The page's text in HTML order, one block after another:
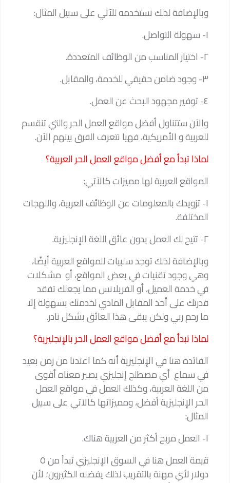
وبالإضافة لذلك نستخدمه للآتي على سبيل المثال:
١- سهولة التواصل.
٢- اختيار المناسب من الوظائف المتعددة.
٣- وجود ضامن حقيقي للخدمة، والمقابل.
٤- توفير مجهود البحث عن العمل.
والآن ستتناول أفضل مواقع العمل الحر والتي تنقسم
للعربية و الأمريكية، فهيا نتعرف الفرق بينهم الآن.
لماذا تبدأ مع أفضل مواقع العمل الحر العربية؟
المواقع العربية لها مميزات كالآتي:
١- تزويدك بالمعلومات عن الوظائف العربية، واللهجات
المختلفة.
٢- تتيح لك العمل بدون عائق اللغة الإنجليزية.
وبالإضافة لذلك توجد سلبيات للمواقع العربية أيضًا،
وهي وجود تقنيات في بعض المواقع، أو مشكلات
في خدمة العميل، أو الفريلانس مما يجعلك تفقد
قدرتك على أخذ المقابل المادي لخدمتك بسهولة إلا
ما رحم ربي ولكن يبقى هذا العائق بشكل نادر.
لماذا تبدأ مع أفضل مواقع العمل الحر بالإنجليزية؟
الفائدة هنا في الإنجليزية أنه كما اعتدنا من زمن بعيد
في سماع أي مصطلح إنجليزي يصير معناه أقوى
من اللغة العربية، وكذلك العمل في مواقع العمل
الحر الإنجليزية أفضل، ومميزاتها كالآتي على سبيل
المثال:
١- العمل مربح أكثر من العربية هناك.
قيمة العمل هنا في السوق الإنجليزي تبدأ من ٥
دولار لأي مهنة بالتقريب لذلك يفضله الكثيرون؛ لأن